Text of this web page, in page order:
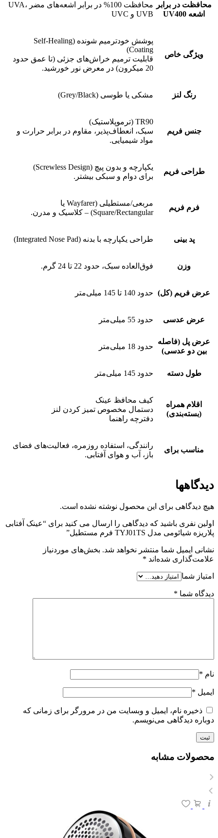
محافظت در برابر
اشعه UV400
محافظت 100% در برابر اشعه‌های مضر UVA،
UVB و UVC
ویژگی خاص
پوشش خودترمیم شونده (Self-Healing
Coating)
قابلیت ترمیم خراش‌های جزئی (تا عمق حدود
20 میکرون) در معرض نور خورشید.
رنگ لنز مشکی یا طوسی (Grey/Black)
جنس فریم
TR90 (ترموپلاستیک)
سبک، انعطاف‌پذیر، مقاوم در برابر حرارت و
مواد شیمیایی.
طراحی فریم
یکپارچه و بدون پیچ (Screwless Design)
برای دوام و سبکی بیشتر.
فرم فریم
مربعی/مستطیلی (Wayfarer یا
Square/Rectangular) – کلاسیک و مدرن.
پد بینی طراحی یکپارچه با بدنه (Integrated Nose Pad)
وزن فوق‌العاده سبک، حدود 22 تا 24 گرم.
عرض فریم (کل) حدود 140 تا 145 میلی‌متر
عرض عدسی حدود 55 میلی‌متر
عرض پل (فاصله
بین دو عدسی)
حدود 18 میلی‌متر
طول دسته حدود 145 میلی‌متر
اقلام همراه
(بسته‌بندی)
کیف محافظ عینک
دستمال مخصوص تمیز کردن لنز
دفترچه راهنما
مناسب برای
رانندگی، استفاده روزمره، فعالیت‌های فضای
باز، آب و هوای آفتابی.
دیدگاهها
هیچ دیدگاهی برای این محصول نوشته نشده است.
اولین نفری باشید که دیدگاهی را ارسال می کنید برای “عینک آفتابی
پلاریزه شیائومی مدل TYJ01TS فرم مستطیل”
نشانی ایمیل شما منتشر نخواهد شد. بخش‌های موردنیاز
علامت‌گذاری شده‌اند *
امتیاز شما
دیدگاه شما *
نام *
ایمیل *
ذخیره نام، ایمیل و وبسایت من در مرورگر برای زمانی که
دوباره دیدگاهی می‌نویسم.
محصولات مشابه